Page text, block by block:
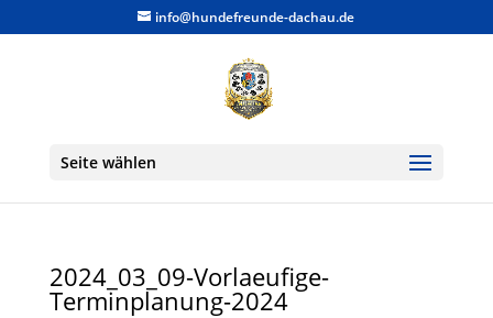
info@hundefreunde-dachau.de
Seite wählen
2024_03_09-Vorlaeufige-
Terminplanung-2024